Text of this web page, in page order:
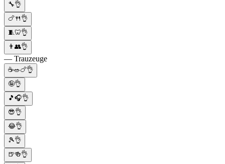
🔧👌
🍗🍴👌
🧵🦷👌
👨👥👌
— Trauzeuge
☕🥗🍗👌
🤪👌
🎵🎧👌
😎👌
😂👌
🎾👌
🍺🍻👌